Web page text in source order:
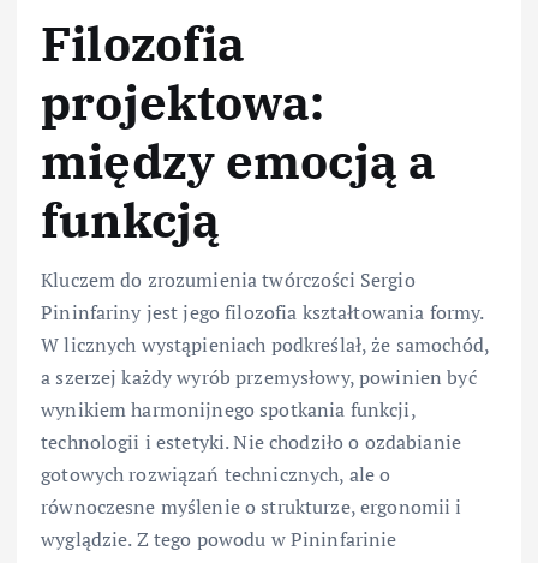
Filozofia
projektowa:
między emocją a
funkcją
Kluczem do zrozumienia twórczości Sergio
Pininfariny jest jego filozofia kształtowania formy.
W licznych wystąpieniach podkreślał, że samochód,
a szerzej każdy wyrób przemysłowy, powinien być
wynikiem harmonijnego spotkania funkcji,
technologii i estetyki. Nie chodziło o ozdabianie
gotowych rozwiązań technicznych, ale o
równoczesne myślenie o strukturze, ergonomii i
wyglądzie. Z tego powodu w Pininfarinie